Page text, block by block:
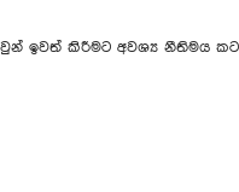
ඉවත් කිරීමට අවශ්‍ය නීතිමය